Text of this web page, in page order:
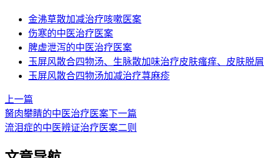
金沸草散加减治疗咳嗽医案
伤寒的中医治疗医案
脾虚泄泻的中医治疗医案
玉屏风散合四物汤、生脉散加味治疗皮肤瘙痒、皮肤脱
玉屏风散合四物汤加减治疗荨麻疹
上一篇
胬肉攀睛的中医治疗医案下一篇
流泪症的中医辨证治疗医案二则